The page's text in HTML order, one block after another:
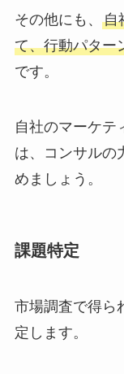
その他にも、 自
て、行動パター
です。
自社のマーケテ
は、コンサルの
めましょう。
課題特定
市場調査で得ら
定します。